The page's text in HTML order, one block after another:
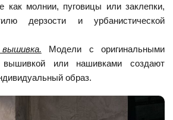
как молнии, пуговицы или заклепки,
дерзости и урбанистической
Модели с оригинальными
вышивкой или нашивками создают
образ.